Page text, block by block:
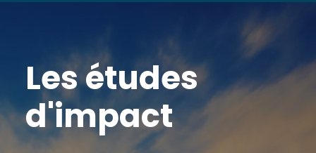
Les études
d'impact